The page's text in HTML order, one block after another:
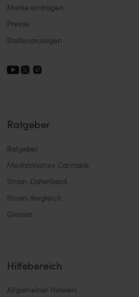
Marke eintragen
Presse
Stellenanzeigen
Ratgeber
Ratgeber
Medizinisches Cannabis
Strain-Datenbank
Strain-Vergleich
Glossar
Hilfebereich
Allgemeiner Hinweis